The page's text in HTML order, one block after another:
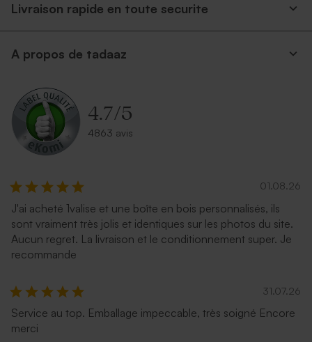
Livraison rapide en toute securite
A propos de tadaaz
4.7/5
4863 avis
01.08.26
J'ai acheté 1valise et une boîte en bois personnalisés, ils
sont vraiment très jolis et identiques sur les photos du site.
Aucun regret. La livraison et le conditionnement super. Je
recommande
31.07.26
Service au top. Emballage impeccable, très soigné Encore
merci